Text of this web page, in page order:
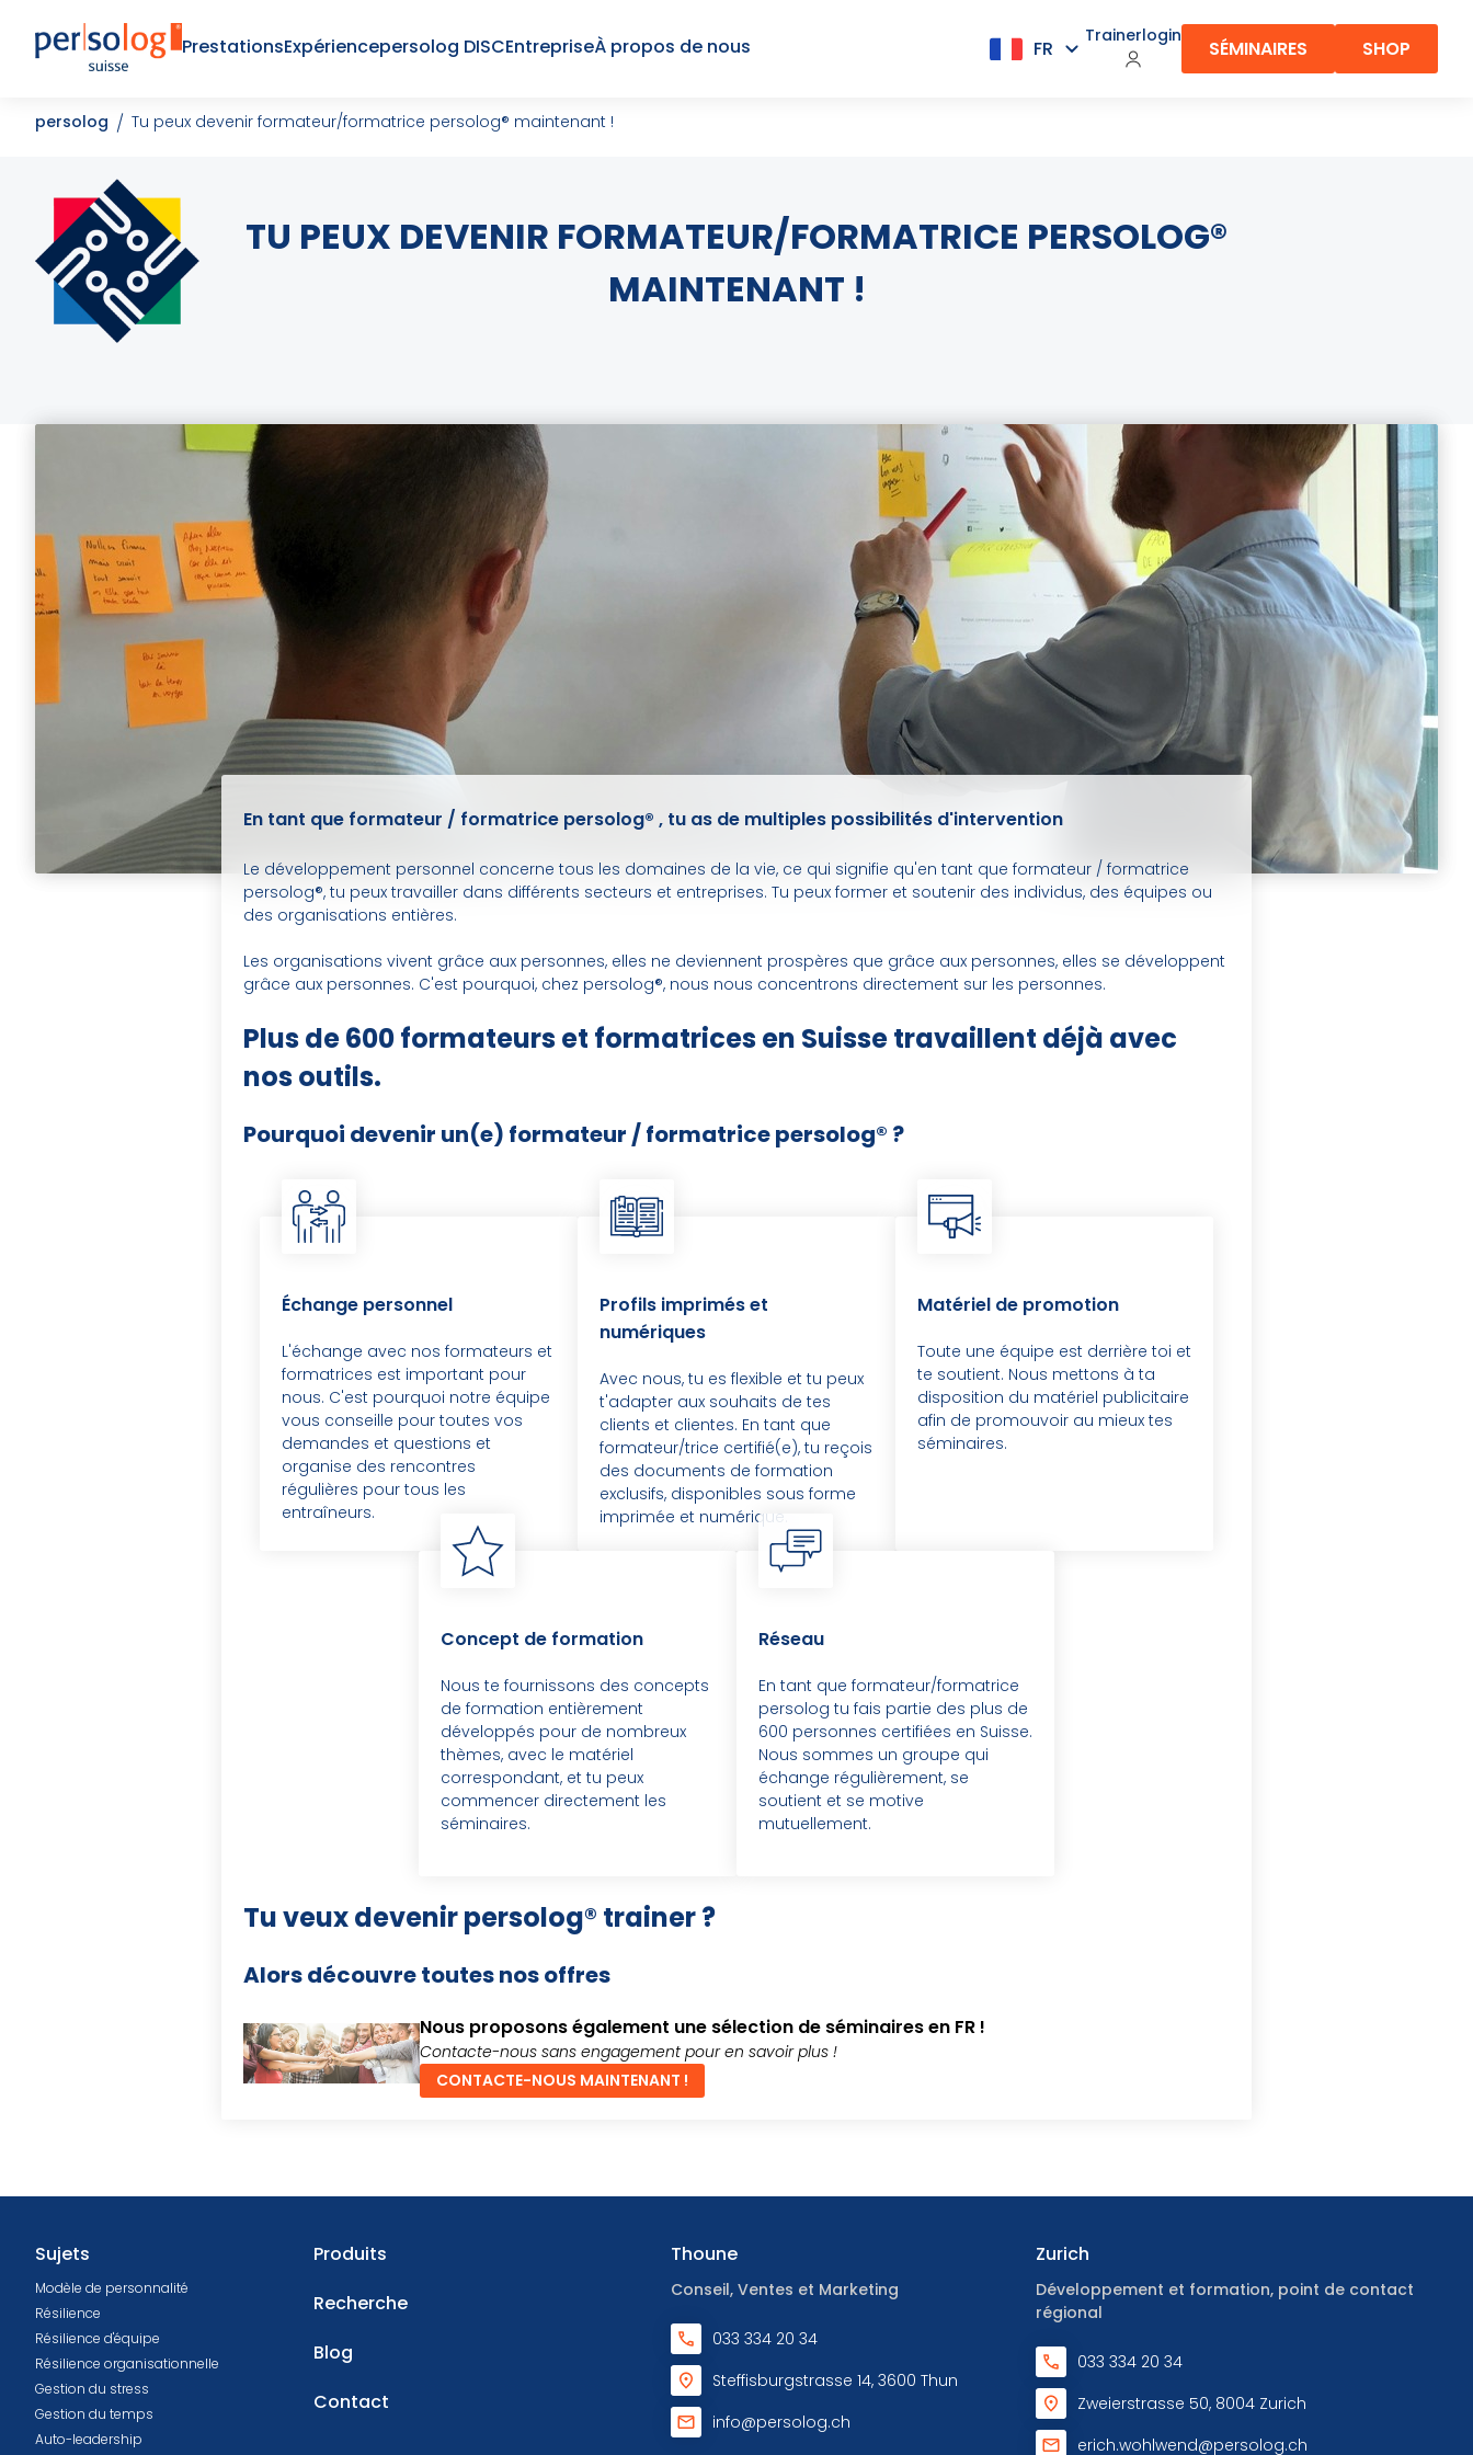
PrestationsExpériencepersolog DISCEntrepriseÀ propos de nous Trainerlogin
SÉMINAIRES SHOP
persolog Tu peux devenir formateur/formatrice persolog® maintenant !
TU PEUX DEVENIR FORMATEUR/FORMATRICE PERSOLOG®
MAINTENANT !
En tant que formateur / formatrice persolog® , tu as de multiples possibilités d'intervention
Le développement personnel concerne tous les domaines de la vie, ce qui signifie qu'en tant que formateur / formatrice
persolog®, tu peux travailler dans différents secteurs et entreprises. Tu peux former et soutenir des individus, des équipes ou
des organisations entières.
Les organisations vivent grâce aux personnes, elles ne deviennent prospères que grâce aux personnes, elles se développent
grâce aux personnes. C'est pourquoi, chez persolog®, nous nous concentrons directement sur les personnes.
Plus de 600 formateurs et formatrices en Suisse travaillent déjà avec
nos outils.
Pourquoi devenir un(e) formateur / formatrice persolog® ?
Échange personnel
L'échange avec nos formateurs et
formatrices est important pour
nous. C'est pourquoi notre équipe
vous conseille pour toutes vos
demandes et questions et
organise des rencontres
régulières pour tous les
entraîneurs.
Profils imprimés et
numériques
Avec nous, tu es flexible et tu peux
t'adapter aux souhaits de tes
clients et clientes. En tant que
formateur/trice certifié(e), tu reçois
des documents de formation
exclusifs, disponibles sous forme
imprimée et numérique.
Matériel de promotion
Toute une équipe est derrière toi et
te soutient. Nous mettons à ta
disposition du matériel publicitaire
afin de promouvoir au mieux tes
séminaires.
Concept de formation
Nous te fournissons des concepts
de formation entièrement
développés pour de nombreux
thèmes, avec le matériel
correspondant, et tu peux
commencer directement les
séminaires.
Réseau
En tant que formateur/formatrice
persolog tu fais partie des plus de
600 personnes certifiées en Suisse.
Nous sommes un groupe qui
échange régulièrement, se
soutient et se motive
mutuellement.
Tu veux devenir persolog® trainer ?
Alors découvre toutes nos offres
Nous proposons également une sélection de séminaires en FR !
Contacte-nous sans engagement pour en savoir plus !
CONTACTE-NOUS MAINTENANT !
Sujets
Modèle de personnalité
Résilience
Résilience d'équipe
Résilience organisationnelle
Gestion du stress
Gestion du temps
Auto-leadership
Produits
Recherche
Blog
Contact
Thoune
Conseil, Ventes et Marketing
033 334 20 34
Steffisburgstrasse 14, 3600 Thun
info@persolog.ch
Zurich
Développement et formation, point de contact
régional
033 334 20 34
Zweierstrasse 50, 8004 Zurich
erich.wohlwend@persolog.ch